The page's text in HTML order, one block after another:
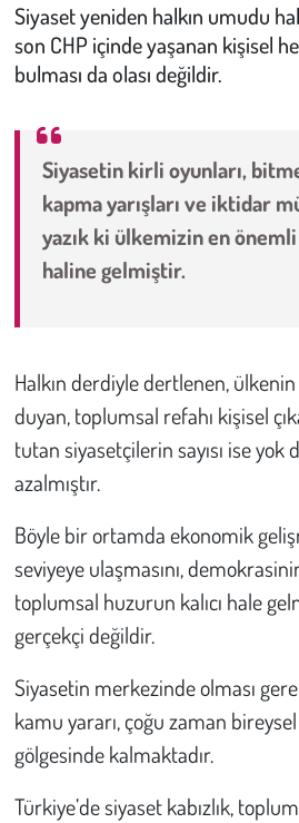
Siyaset yeniden halkın umudu
son CHP içinde yaşanan kişisel
bulması da olası değildir.
Siyasetin kirli oyunları,
kapma yarışları ve iktidar
yazık ki ülkemizin en
haline gelmiştir.
Halkın derdiyle dertlenen, ülkenin
duyan, toplumsal refahı kişisel
tutan siyasetçilerin sayısı ise yok
azalmıştır.
Böyle bir ortamda ekonomik
seviyeye ulaşmasını,
toplumsal huzurun kalıcı hale
gerçekçi değildir.
Siyasetin merkezinde olması
kamu yararı, çoğu zaman
gölgesinde kalmaktadır.
Türkiye’de siyaset kabızlık,
İnsan Hakları
Çevre
Galeri
Günün İçinden
Tarih
Hukuk
Son Dakika
Kent
Eğlence